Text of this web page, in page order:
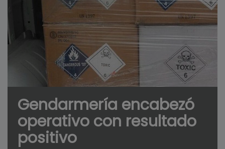
Gendarmería encabezó
operativo con resultado
positivo